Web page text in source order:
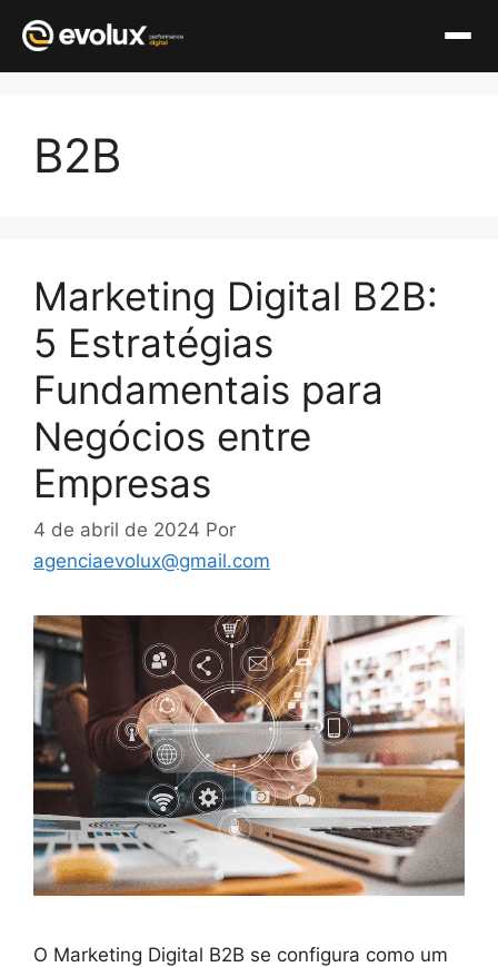
conteúdo
B2B
Marketing Digital B2B:
5 Estratégias
Fundamentais para
Negócios entre
Empresas
4 de abril de 2024 Por
agenciaevolux@gmail.com
O Marketing Digital B2B se configura como um